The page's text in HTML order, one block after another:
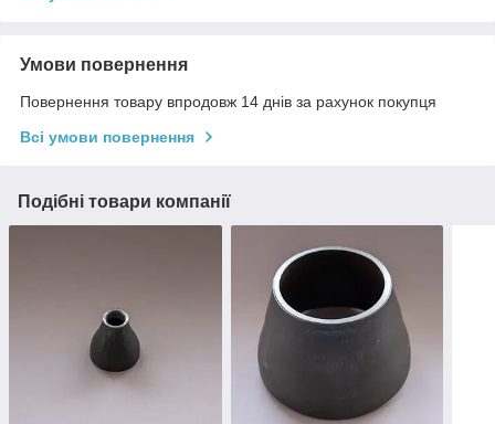
Умови повернення
Повернення товару впродовж 14 днів за рахунок покупця
Всі умови повернення
Подібні товари компанії